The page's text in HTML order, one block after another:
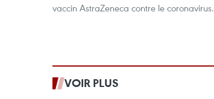
vaccin AstraZeneca contre le coronavirus.
VOIR PLUS